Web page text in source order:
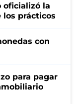
oficializó la
los prácticos
con
para pagar